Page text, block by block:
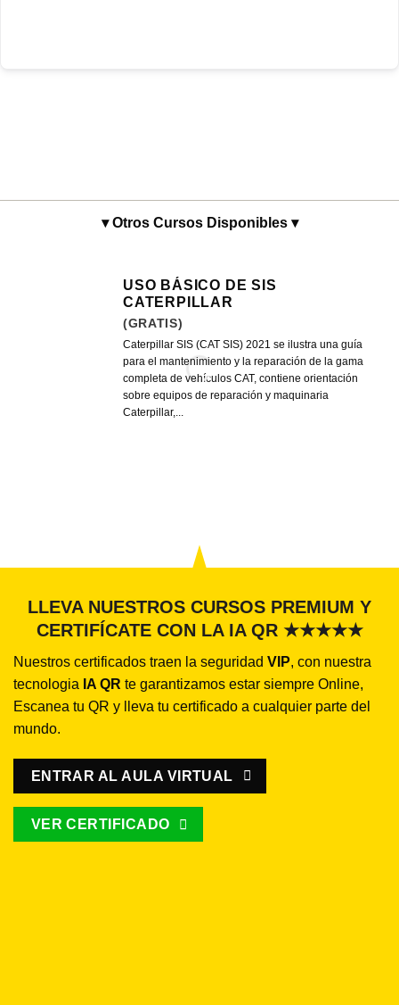
▾ Otros Cursos Disponibles ▾
USO BÁSICO DE SIS
CATERPILLAR
(GRATIS)
Caterpillar SIS (CAT SIS) 2021 se ilustra una guía
para el mantenimiento y la reparación de la gama
completa de vehículos CAT, contiene orientación
sobre equipos de reparación y maquinaria
Caterpillar,...
LLEVA NUESTROS CURSOS PREMIUM Y
CERTIFÍCATE CON LA IA QR ★★★★★
Nuestros certificados traen la seguridad VIP, con nuestra
tecnologia IA QR te garantizamos estar siempre Online,
Escanea tu QR y lleva tu certificado a cualquier parte del
mundo.
ENTRAR AL AULA VIRTUAL
VER CERTIFICADO